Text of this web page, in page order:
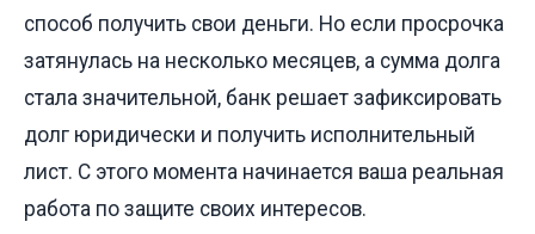
способ получить свои деньги. Но если просрочка
затянулась на несколько месяцев, а сумма долга
стала значительной, банк решает зафиксировать
долг юридически и получить исполнительный
лист. С этого момента начинается ваша реальная
работа по защите своих интересов.